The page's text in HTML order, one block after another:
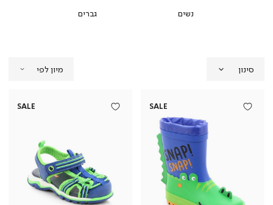
נשים גברים
סינון
SALE
SALE